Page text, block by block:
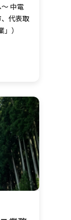
中電
代表取
）